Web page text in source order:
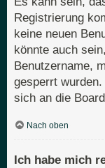
Registrierung
keine neuen
könnte auch
Benutzername,
gesperrt
sich an die
Nach oben
Ich habe mich